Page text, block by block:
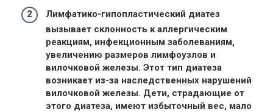
Лимфатико-гипопластический диатез
вызывает склонность каллергическим
реакциям, инфекционным заболеваниям,
увеличению размеров лимфоузлов и
вилочковой железы. Этот тип диатеза
возникает из-за наследственных нарушений
вилочковой железы. Дети, страдающие от
этого диатеза, имеют избыточный вес, мало